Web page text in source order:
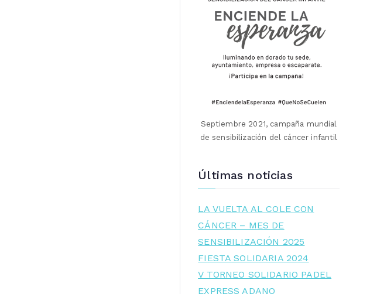
Septiembre 2021, campaña mundial
de sensibilización del cáncer infantil
Últimas noticias
LA VUELTA AL COLE CON
CÁNCER – MES DE
SENSIBILIZACIÓN 2025
FIESTA SOLIDARIA 2024
V TORNEO SOLIDARIO PADEL
EXPRESS ADANO